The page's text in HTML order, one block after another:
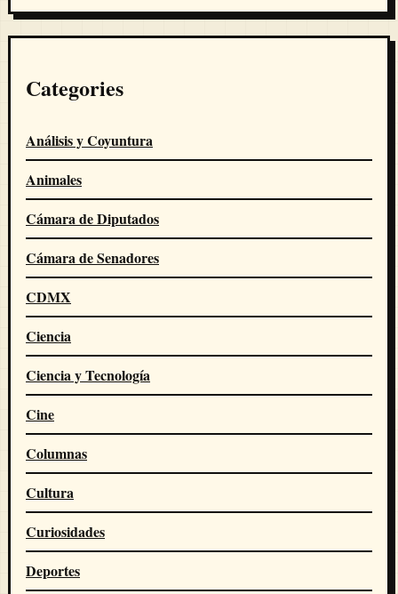
Categories
Análisis y Coyuntura
Animales
Cámara de Diputados
Cámara de Senadores
CDMX
Ciencia
Ciencia y Tecnología
Cine
Columnas
Cultura
Curiosidades
Deportes